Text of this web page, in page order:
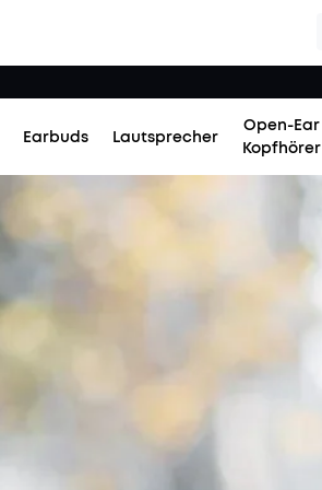
Earbuds Lautsprecher
Open-Ear
Kopfhörer